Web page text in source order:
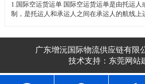
1.国际空运货运单 国际空运货运单是由托运人或者以托运人的名义填
制，是托运人和承运人之间在承运人的航线上
广东增沅国际物流供应链有限
技术支持： 东莞网站